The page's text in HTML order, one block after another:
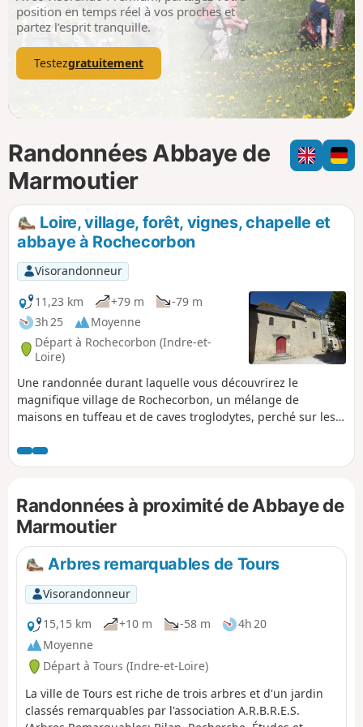
p
position en temps réel à vos proches et
partez l’esprit tranquille.
Testezgratuitement
Randonnées Abbaye de
Marmoutier
Loire, village, forêt, vignes, chapelle et
abbaye à Rochecorbon
Visorandonneur
11,23 km
+79 m
-79 m
3h 25
Moyenne
Départ à Rochecorbon (Indre-et-
Loire)
Une randonnée durant laquelle vous découvrirez le
magnifique village de Rochecorbon, un mélange de
maisons en tuffeau et de caves troglodytes, perché sur les
chapelle troglodyte romane du XIe, ses peintures murales
et sa charpente, ainsi que la merveilleuse Abbaye de
aucune difficulté, si vous êtes inquiet par la durée, sachez
qu'il existe de nombreux moyens de le raccourcir.
Randonnées à proximité de Abbaye de
Marmoutier
Arbres remarquables de Tours
Visorandonneur
15,15 km
+10 m -58 m
4h 20
Moyenne
Départ à Tours (Indre-et-Loire)
La ville de Tours est riche de trois arbres et d'un jardin
classés remarquables par l'association A.R.B.R.E.S.